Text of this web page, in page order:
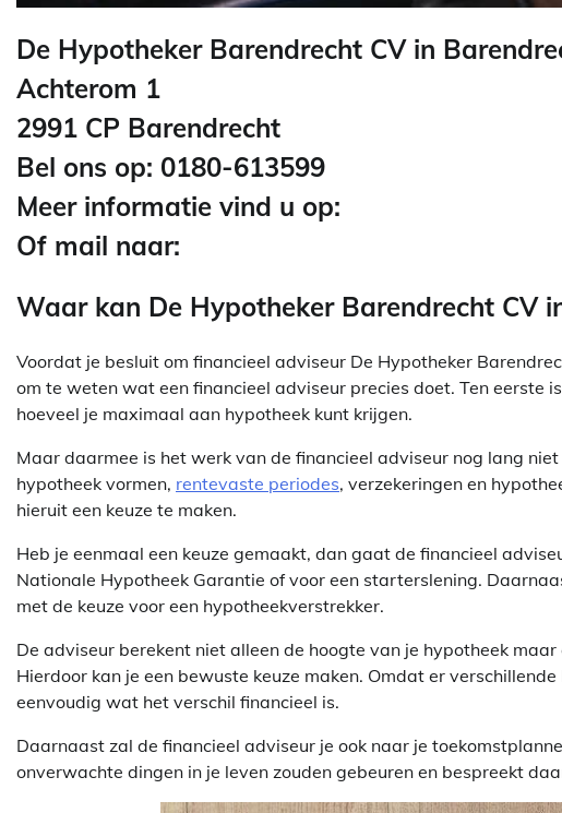
De Hypotheker Barendrecht CV in
Achterom 1
2991 CP Barendrecht
Bel ons op: 0180-613599
Meer informatie vind u op:
Of mail naar:
Waar kan De Hypotheker Barendrecht CV
Voordat je besluit om financieel adviseur De Hypotheker
om te weten wat een financieel adviseur precies doet. Ten eerste
hoeveel je maximaal aan hypotheek kunt krijgen.
Maar daarmee is het werk van de financieel adviseur nog lang
hypotheek vormen, rentevaste periodes, verzekeringen en
hieruit een keuze te maken.
Heb je eenmaal een keuze gemaakt, dan gaat de financieel
Nationale Hypotheek Garantie of voor een starterslening.
met de keuze voor een hypotheekverstrekker.
De adviseur berekent niet alleen de hoogte van je hypotheek
Hierdoor kan je een bewuste keuze maken. Omdat er
eenvoudig wat het verschil financieel is.
Daarnaast zal de financieel adviseur je ook naar je
onverwachte dingen in je leven zouden gebeuren en bespreekt